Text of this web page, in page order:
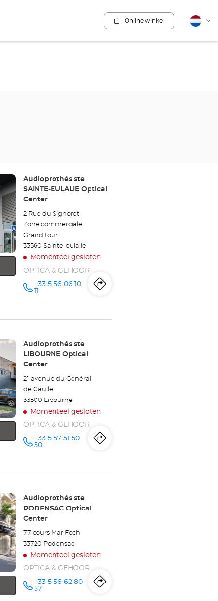
Online winkel
Winkel:
Audioprothésiste
SAINTE-EULALIE Optical
Center
2 Rue du Signoret
Zone commerciale
Grand tour
33560 Sainte-eulalie
Momenteel gesloten
OPTICA & GEHOOR
telefoonnummer
+33 5 56 06 10
Routebeschrijving
naar
Winkel:
Audioprothésiste
LIBOURNE Optical
Center
21 avenue du Général
de Gaulle
33500 Libourne
Momenteel gesloten
OPTICA & GEHOOR
telefoonnummer
+33 5 57 51 50
50
Routebeschrijving
naar
Winkel:
Audioprothésiste
PODENSAC Optical
Center
77 cours Mar Foch
33720 Podensac
Momenteel gesloten
OPTICA & GEHOOR
telefoonnummer
+33 5 56 62 80
57
Routebeschrijving
naar